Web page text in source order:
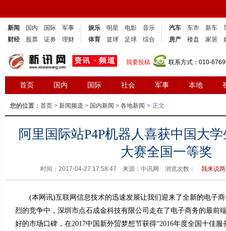
新闻 国内 国际
军事
财经
股票 证券 理财
娱乐 明星 电影
音乐
体育
篮球 足球 综合
汽车 车市 新车
房产
楼盘 家居
我要投稿 联系方式：010-
首页 国内 国际 社会 军事 本地
您的位置： 首页 > 新闻频道 > 国内新闻 > 各地新闻 > 正文
阿里国际站P4P机器人喜获中国大
大赛全国一等奖
时间：2017-04-27 17:58:47 来源：中讯网 浏览次数： 我来说
(本网讯)互联网信息技术的迅速发展让我们迎来了全新的电子商
烈的竞争中，深圳市点石成金科技有限公司走在了电子商务的最前
好的市场口碑，在2017中国新外贸梦想节获得“2016年度全国十佳服